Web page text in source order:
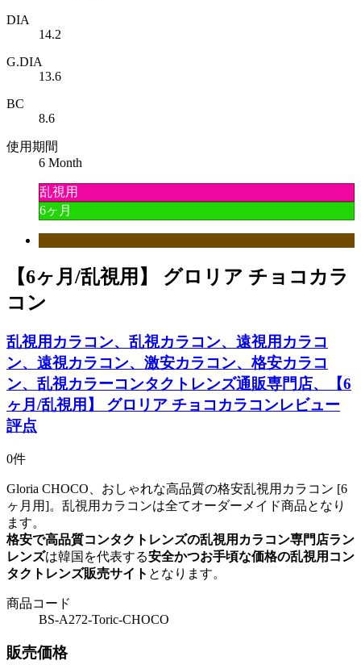
DIA
14.2
G.DIA
13.6
BC
8.6
使用期間
6 Month
乱視用
6ヶ月
【6ヶ月/乱視用】 グロリア チョコカラ
コン
乱視用カラコン、乱視カラコン、遠視用カラコ
ン、遠視カラコン、激安カラコン、格安カラコ
ン、乱視カラーコンタクトレンズ通販専門店、【6
ヶ月/乱視用】 グロリア チョコカラコンレビュー
評点
0件
Gloria CHOCO、おしゃれな高品質の格安乱視用カラコン [6
ヶ月用]。乱視用カラコンは全てオーダーメイド商品となり
ます。
格安で高品質コンタクトレンズの乱視用カラコン専門店ラン
レンズは韓国を代表する安全かつお手頃な価格の乱視用コン
タクトレンズ販売サイト となります。
商品コード
BS-A272-Toric-CHOCO
販売価格